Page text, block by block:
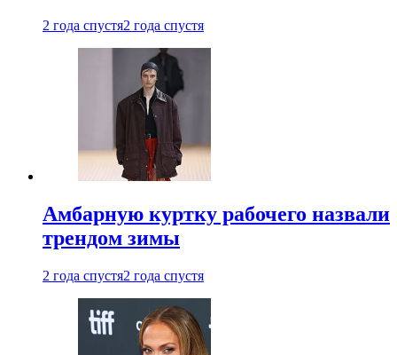
2 года спустя2 года спустя
Амбарную куртку рабочего назвали
трендом зимы
2 года спустя2 года спустя